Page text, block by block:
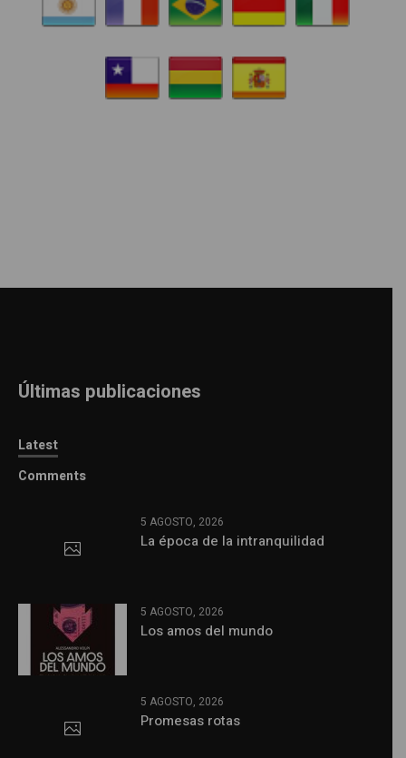
Últimas publicaciones
Latest
Comments
5 AGOSTO, 2026
La época de la intranquilidad
5 AGOSTO, 2026
Los amos del mundo
5 AGOSTO, 2026
Promesas rotas